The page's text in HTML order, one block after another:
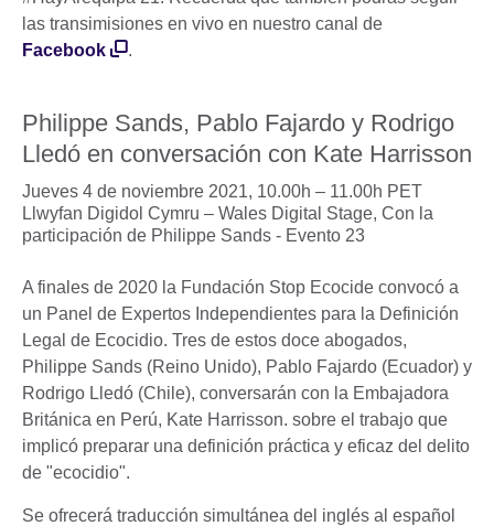
las transimisiones en vivo en nuestro canal de
Facebook
.
Philippe Sands, Pablo Fajardo y Rodrigo
Lledó en conversación con Kate Harrisson
Jueves 4 de noviembre 2021, 10.00h – 11.00h PET
Llwyfan Digidol Cymru – Wales Digital Stage, Con la
participación de Philippe Sands - Evento 23
A finales de 2020 la Fundación Stop Ecocide convocó a
un Panel de Expertos Independientes para la Definición
Legal de Ecocidio. Tres de estos doce abogados,
Philippe Sands (Reino Unido), Pablo Fajardo (Ecuador) y
Rodrigo Lledó (Chile), conversarán con la Embajadora
Británica en Perú, Kate Harrisson. sobre el trabajo que
implicó preparar una definición práctica y eficaz del delito
de "ecocidio".
Se ofrecerá traducción simultánea del inglés al español